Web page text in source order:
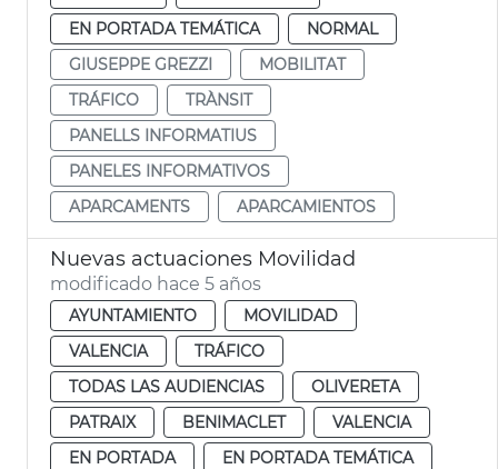
EN PORTADA TEMÁTICA
NORMAL
GIUSEPPE GREZZI
MOBILITAT
TRÁFICO
TRÀNSIT
PANELLS INFORMATIUS
PANELES INFORMATIVOS
APARCAMENTS
APARCAMIENTOS
Nuevas actuaciones Movilidad
modificado hace 5 años
AYUNTAMIENTO
MOVILIDAD
VALENCIA
TRÁFICO
TODAS LAS AUDIENCIAS
OLIVERETA
PATRAIX
BENIMACLET
VALENCIA
EN PORTADA
EN PORTADA TEMÁTICA